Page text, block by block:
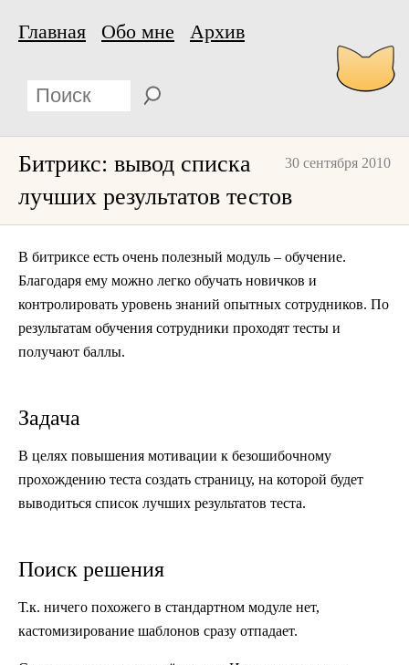
Главная Обо мне Архив
30 сентября 2010
Битрикс: вывод списка
лучших результатов тестов
В битриксе есть очень полезный модуль – обучение.
Благодаря ему можно легко обучать новичков и
контролировать уровень знаний опытных сотрудников. По
результатам обучения сотрудники проходят тесты и
получают баллы.
Задача
В целях повышения мотивации к безошибочному
прохождению теста создать страницу, на которой будет
выводиться список лучших результатов теста.
Поиск решения
Т.к. ничего похожего в стандартном модуле нет,
кастомизирование шаблонов сразу отпадает.